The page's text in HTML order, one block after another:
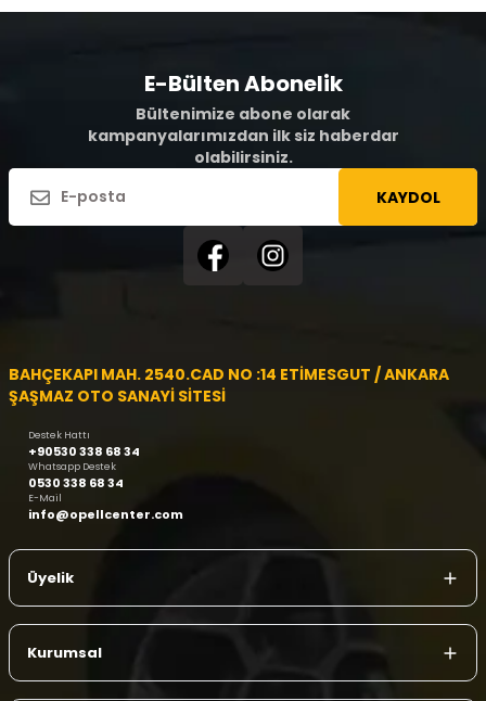
E-Bülten Abonelik
Bültenimize abone olarak
kampanyalarımızdan ilk siz haberdar
olabilirsiniz.
KAYDOL
BAHÇEKAPI MAH. 2540.CAD NO :14 ETİMESGUT / ANKARA
ŞAŞMAZ OTO SANAYİ SİTESİ
Destek Hattı
+90530 338 68 34
Whatsapp Destek
0530 338 68 34
E-Mail
info@opellcenter.com
Üyelik
Kurumsal